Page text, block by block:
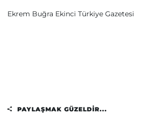
Ekrem Buğra Ekinci Türkiye Gazetesi
PAYLAŞMAK GÜZELDIR...